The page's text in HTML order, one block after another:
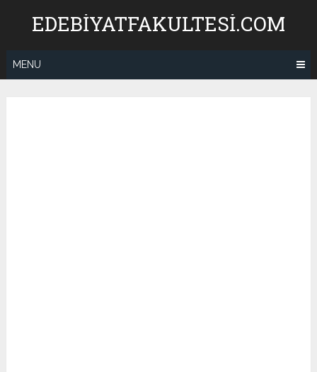
EDEBIYATFAKULTESI.COM
MENU